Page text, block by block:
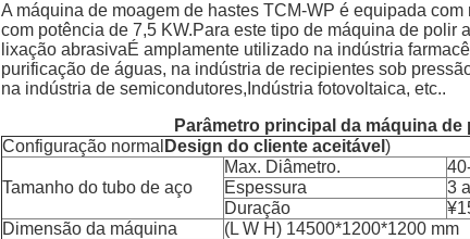
A máquina de moagem de hastes TCM-WP é equipada
com potência de 7,5 KW.Para este tipo de máquina de
lixação abrasivaÉ amplamente utilizado na indústria
purificação de águas, na indústria de recipientes sob
na indústria de semicondutores,Indústria fotovoltaica, etc..
Parâmetro principal da máquina
Configuração normal Design do cliente aceitável )
Tamanho do tubo de aço
Max. Diâmetro.
Espessura
3
Duração
Dimensão da máquina
(L W H) 14500*1200*1200 mm